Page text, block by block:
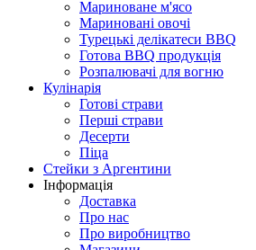
Мариноване м'ясо
Мариновані овочі
Турецькі делікатеси BBQ
Готова BBQ продукція
Розпалювачі для вогню
Кулінарія
Готові страви
Перші страви
Десерти
Піца
Стейки з Аргентини
Інформація
Доставка
Про нас
Про виробництво